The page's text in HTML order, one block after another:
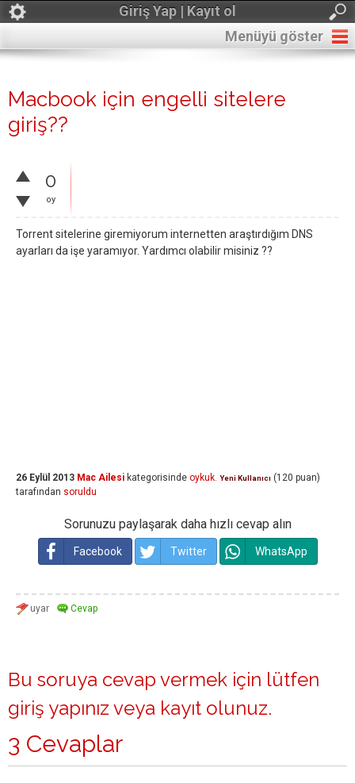
Giriş Yap | Kayıt ol
Menüyü göster
Macbook için engelli sitelere
giriş??
0
oy
Torrent sitelerine giremiyorum internetten araştırdığım DNS
ayarları da işe yaramıyor. Yardımcı olabilir misiniz ??
26 Eylül 2013 Mac Ailesi kategorisinde oykuk. Yeni Kullanıcı (120 puan)
tarafından soruldu
Sorunuzu paylaşarak daha hızlı cevap alın
Facebook Twitter WhatsApp
Bu soruya cevap vermek için lütfen
giriş yapınız veya kayıt olunuz.
3 Cevaplar